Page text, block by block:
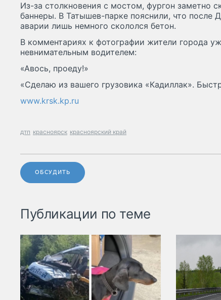
Из-за столкновения с мостом, фургон заметно
баннеры. В Татышев-парке пояснили, что после
аварии лишь немного скололся бетон.
В комментариях к фотографии жители города
невнимательным водителем:
«Авось, проеду!»
«Сделаю из вашего грузовика «Кадиллак».
www.krsk.kp.ru
дтп красноярск красноярский край
ОБСУДИТЬ
Публикации по теме